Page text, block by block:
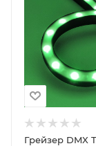
Грейзер DMX